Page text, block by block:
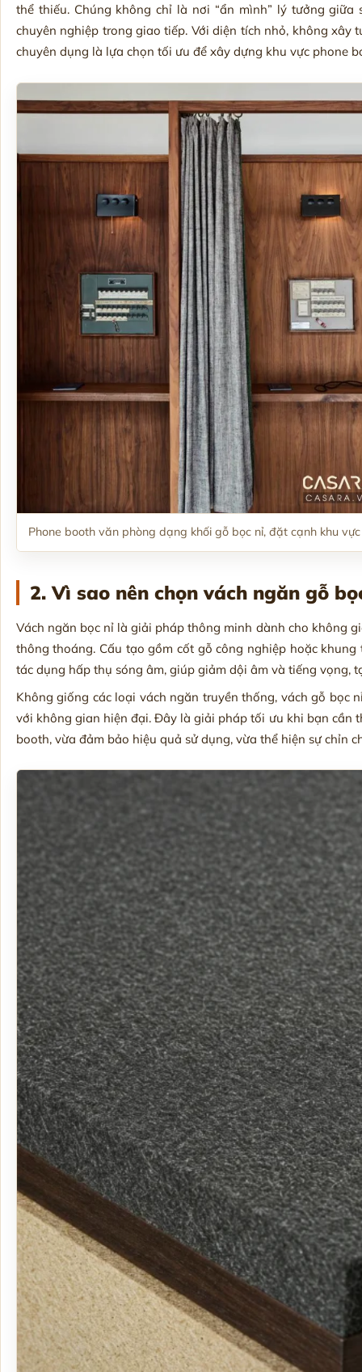
thể thiếu. Chúng không chỉ là nơi “ẩn mình” lý tưởng
chuyên nghiệp trong giao tiếp. Với diện tích nhỏ, không xây
chuyên dụng là lựa chọn tối ưu để xây dựng khu vực phone
Phone booth văn phòng dạng khối gỗ bọc nỉ, đặt cạnh khu
2. Vì sao nên chọn vách ngăn gỗ
Vách ngăn bọc nỉ là giải pháp thông minh dành cho không
thông thoáng. Cấu tạo gồm cốt gỗ công nghiệp hoặc
tác dụng hấp thụ sóng âm, giúp giảm dội âm và tiếng vọng,
Không giống các loại vách ngăn truyền thống, vách gỗ bọc
với không gian hiện đại. Đây là giải pháp tối ưu khi bạn cần
booth, vừa đảm bảo hiệu quả sử dụng, vừa thể hiện sự chỉn